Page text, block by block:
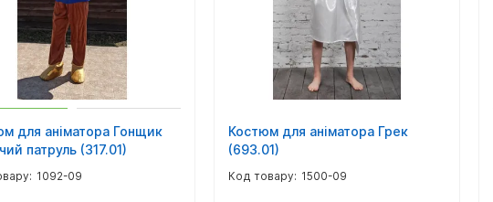
для аніматора Гонщик
патруль (317.01)
1092-09
Костюм для аніматора Грек
(693.01)
1500-09